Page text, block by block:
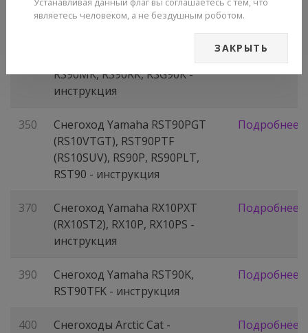
PZ50RT, PZ50GT, PZ50VT -
RS90MK, RS90RK, RSG90K -
инструкция
350
Снегоход Yamaha RST90PGT
(RS10VTGT), RST90PTF
(RS10SUV), RS90P, RS90PLT,
RST90 - инструкция
Подробнее
370
Снегоход Yamaha RX10PXT
(RX10ST2), RX10P, RX10PS -
инструкция
Подробнее
390
Снегоход Yamaha RST90K,
RST90TFK - инструкция
Подробнее
400
Снегоходы Arctic Cat -
Подробнее
являетесь человеком, а не бездушным роботом.
ЗАКРЫТЬ